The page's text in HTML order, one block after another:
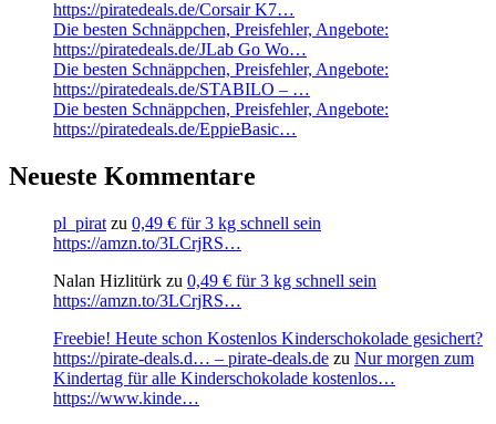
https://piratedeals.de/Corsair K7…
Die besten Schnäppchen, Preisfehler, Angebote:
https://piratedeals.de/JLab Go Wo…
Die besten Schnäppchen, Preisfehler, Angebote:
https://piratedeals.de/STABILO – …
Die besten Schnäppchen, Preisfehler, Angebote:
https://piratedeals.de/EppieBasic…
Neueste Kommentare
pl_pirat zu 0,49 € für 3 kg schnell sein
https://amzn.to/3LCrjRS…
Nalan Hizlitürk zu 0,49 € für 3 kg schnell sein
https://amzn.to/3LCrjRS…
Freebie! Heute schon Kostenlos Kinderschokolade gesichert?
https://pirate-deals.d… – pirate-deals.de zu Nur morgen zum
Kindertag für alle Kinderschokolade kostenlos…
https://www.kinde…